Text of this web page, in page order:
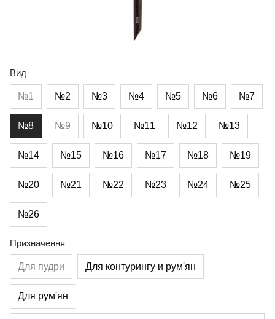
Вид
№1 №2 №3 №4 №5 №6 №7
№8 №9 №10 №11 №12 №13
№14 №15 №16 №17 №18 №19
№20 №21 №22 №23 №24 №25
№26
Призначення
Для пудри Для контурингу и рум'ян
Для рум'ян